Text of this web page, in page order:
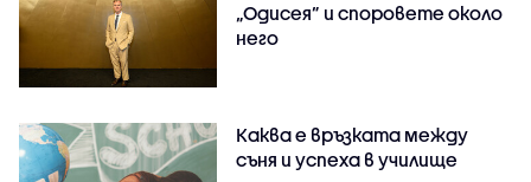
„Одисея” и споровете около
него
Каква е връзката между
съня и успеха в училище